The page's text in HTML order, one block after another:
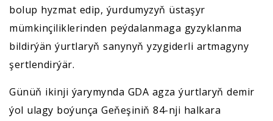
bolup hyzmat edip, ýurdumyzyň üstaşyr
mümkinçiliklerinden peýdalanmaga gyzyklanma
bildirýän ýurtlaryň sanynyň yzygiderli artmagyny
şertlendirýär.
Günüň ikinji ýarymynda GDA agza ýurtlaryň demir
ýol ulagy boýunça Geňeşiniň 84-nji halkara